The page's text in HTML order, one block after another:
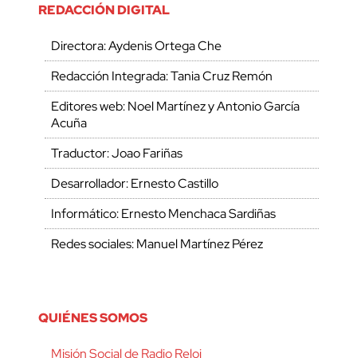
REDACCIÓN DIGITAL
Directora: Aydenis Ortega Che
Redacción Integrada: Tania Cruz Remón
Editores web: Noel Martínez y Antonio García
Acuña
Traductor: Joao Fariñas
Desarrollador: Ernesto Castillo
Informático: Ernesto Menchaca Sardiñas
Redes sociales: Manuel Martínez Pérez
QUIÉNES SOMOS
Misión Social de Radio Reloj